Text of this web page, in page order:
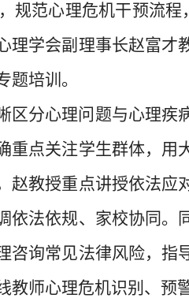
规范心理危机干预流
理学会副理事长赵富才
培训。
分心理问题与心理疾
重点关注学生群体，用
赵教授重点讲授依法应
依法依规、家校协同。
咨询常见法律风险，指
师心理危机识别、预